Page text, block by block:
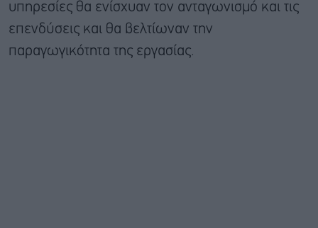
υπηρεσίες θα ενίσχυαν τον ανταγωνισμό και τις
επενδύσεις και θα βελτίωναν την
παραγωγικότητα της εργασίας.